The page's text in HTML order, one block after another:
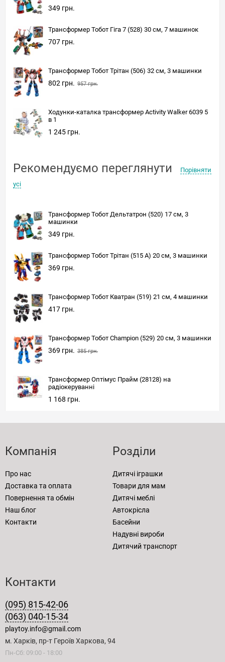
349 грн.
Трансформер Тобот Гіга 7 (528) 30 см, 7 машинок
707 грн.
Трансформер Тобот Трітан (506) 32 см, 3 машинки
802 грн. 957 грн.
Ходунки-каталка трансформер Activity Walker 6039 5
в 1
1 245 грн.
Рекомендуємо переглянути
Порівняти
усі
Трансформер Тобот Дельтатрон (520) 17 см, 3
машинки
349 грн.
Трансформер Тобот Трітан (515 A) 20 см, 3 машинки
369 грн.
Трансформер Тобот Кватран (519) 21 см, 4 машинки
417 грн.
Трансформер Тобот Champion (529) 20 см, 3 машинки
369 грн. 385 грн.
Трансформер Оптімус Прайм (28128) на
радіокеруванні
1 168 грн.
Компанія
Про нас
Доставка та оплата
Повернення та обмін
Наш блог
Контакти
Розділи
Дитячі іграшки
Товари для мам
Дитячі меблі
Автокрісла
Басейни
Надувні вироби
Дитячий транспорт
Контакти
(095) 815-42-06
(063) 040-15-34
playtoy.info@gmail.com
м. Харків, пр-т Героїв Харкова, 94
Пн-Сб: 09:00 - 18:00